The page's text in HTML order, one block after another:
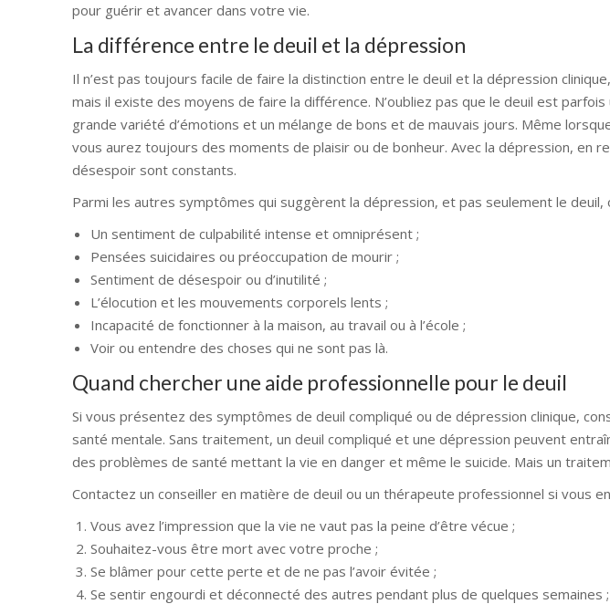
pour guérir et avancer dans votre vie.
La différence entre le deuil et la dépression
Il n’est pas toujours facile de faire la distinction entre le deuil et la dépression
mais il existe des moyens de faire la différence. N’oubliez pas que le deuil est
grande variété d’émotions et un mélange de bons et de mauvais jours. Même
vous aurez toujours des moments de plaisir ou de bonheur. Avec la dépression, en
désespoir sont constants.
Parmi les autres symptômes qui suggèrent la dépression, et pas seulement le deuil,
Un sentiment de culpabilité intense et omniprésent ;
Pensées suicidaires ou préoccupation de mourir ;
Sentiment de désespoir ou d’inutilité ;
L’élocution et les mouvements corporels lents ;
Incapacité de fonctionner à la maison, au travail ou à l’école ;
Voir ou entendre des choses qui ne sont pas là.
Quand chercher une aide professionnelle pour le deuil
Si vous présentez des symptômes de deuil compliqué ou de dépression clinique,
santé mentale. Sans traitement, un deuil compliqué et une dépression peuvent
des problèmes de santé mettant la vie en danger et même le suicide. Mais un
Contactez un conseiller en matière de deuil ou un thérapeute professionnel si vous
Vous avez l’impression que la vie ne vaut pas la peine d’être vécue ;
Souhaitez-vous être mort avec votre proche ;
Se blâmer pour cette perte et de ne pas l’avoir évitée ;
Se sentir engourdi et déconnecté des autres pendant plus de quelques semaines ;